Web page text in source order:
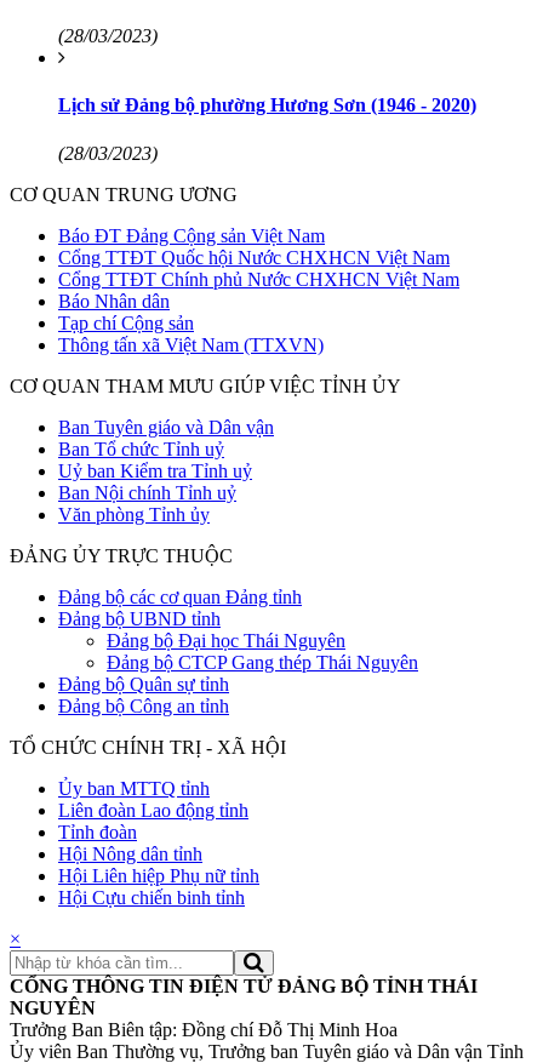
(28/03/2023)
Lịch sử Đảng bộ phường Hương Sơn (1946 - 2020)
(28/03/2023)
CƠ QUAN TRUNG ƯƠNG
Báo ĐT Đảng Cộng sản Việt Nam
Cổng TTĐT Quốc hội Nước CHXHCN Việt Nam
Cổng TTĐT Chính phủ Nước CHXHCN Việt Nam
Báo Nhân dân
Tạp chí Cộng sản
Thông tấn xã Việt Nam (TTXVN)
CƠ QUAN THAM MƯU GIÚP VIỆC TỈNH ỦY
Ban Tuyên giáo và Dân vận
Ban Tổ chức Tỉnh uỷ
Uỷ ban Kiểm tra Tỉnh uỷ
Ban Nội chính Tỉnh uỷ
Văn phòng Tỉnh ủy
ĐẢNG ỦY TRỰC THUỘC
Đảng bộ các cơ quan Đảng tỉnh
Đảng bộ UBND tỉnh
Đảng bộ Đại học Thái Nguyên
Đảng bộ CTCP Gang thép Thái Nguyên
Đảng bộ Quân sự tỉnh
Đảng bộ Công an tỉnh
TỔ CHỨC CHÍNH TRỊ - XÃ HỘI
Ủy ban MTTQ tỉnh
Liên đoàn Lao động tỉnh
Tỉnh đoàn
Hội Nông dân tỉnh
Hội Liên hiệp Phụ nữ tỉnh
Hội Cựu chiến binh tỉnh
×
CỔNG THÔNG TIN ĐIỆN TỬ ĐẢNG BỘ TỈNH THÁI
NGUYÊN
Trưởng Ban Biên tập: Đồng chí Đỗ Thị Minh Hoa
Ủy viên Ban Thường vụ, Trưởng ban Tuyên giáo và Dân vận Tỉnh